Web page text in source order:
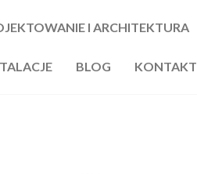
I ARCHITEKTURA
BLOG KONTAKT